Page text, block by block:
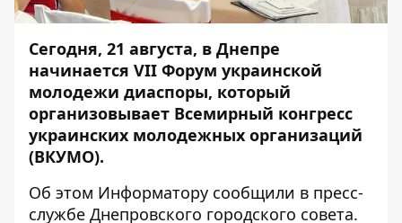
Сегодня, 21 августа, в Днепре
начинается VII Форум украинской
молодежи диаспоры, который
организовывает Всемирный конгресс
украинских молодежных организаций
(ВКУМО).
Об этом Информатору сообщили в пресс-
службе Днепровского городского совета.